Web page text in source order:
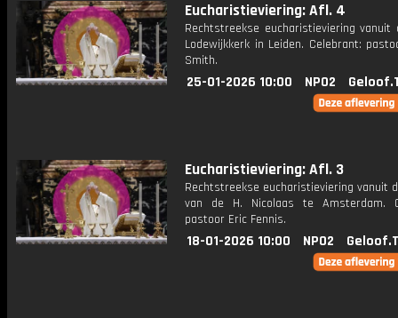
Eucharistieviering: Afl. 4
Rechtstreekse eucharistieviering vanuit
Lodewijkkerk in Leiden. Celebrant:
Smith.
25-01-2026 10:00 NPO2
Eucharistieviering: Afl. 3
Rechtstreekse eucharistieviering vanuit
van de H. Nicolaas te Amsterdam.
pastoor Eric Fennis.
18-01-2026 10:00 NPO2